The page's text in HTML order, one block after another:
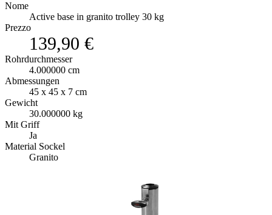
Nome
Active base in granito trolley 30 kg
Prezzo
139,90 €
Rohrdurchmesser
4.000000 cm
Abmessungen
45 x 45 x 7 cm
Gewicht
30.000000 kg
Mit Griff
Ja
Material Sockel
Granito